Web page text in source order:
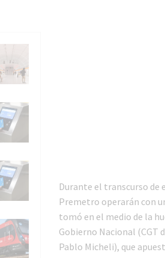
Durante el transcurso de
Premetro operarán con
tomó en el medio de la
Gobierno Nacional (CGT
Pablo Micheli), que